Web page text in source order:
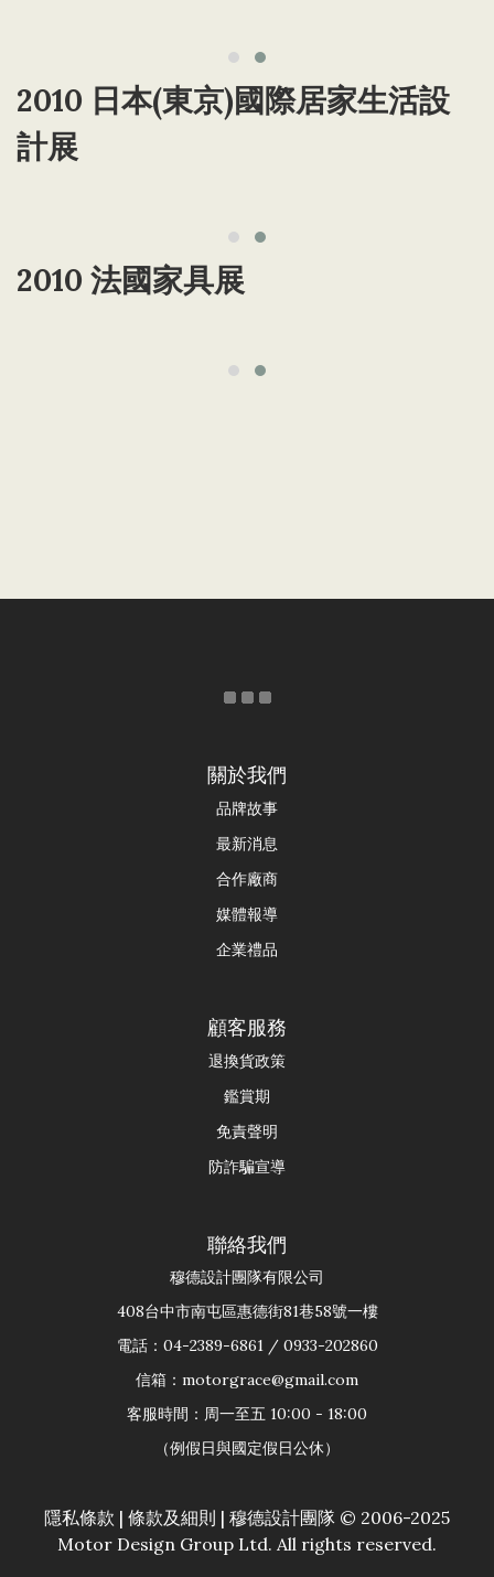
2010 日本(東京)國際居家生活設
計展
2010 法國家具展
關於我們
品牌故事
最新消息
合作廠商
媒體報導
企業禮品
顧客服務
退換貨政策
鑑賞期
免責聲明
防詐騙宣導
聯絡我們
穆德設計團隊有限公司
408台中市南屯區惠德街81巷58號一樓
電話：04-2389-6861 / 0933-202860
信箱：motorgrace@gmail.com
客服時間：周一至五 10:00 - 18:00
（例假日與國定假日公休）
隱私條款 | 條款及細則 | 穆德設計團隊 © 2006-2025
Motor Design Group Ltd. All rights reserved.